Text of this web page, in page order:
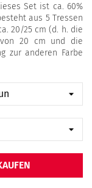
Set ist ca. 60%
aus 5 Tressen
20/25 cm (d. h. die
20 cm und die
zur anderen Farbe